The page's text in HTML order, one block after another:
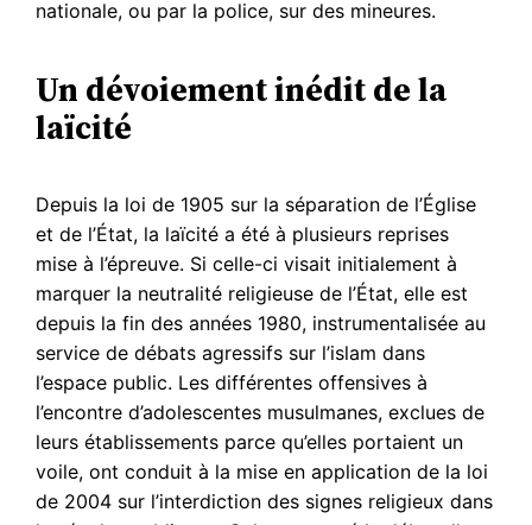
nationale, ou par la police, sur des mineures.
Un dévoiement inédit de la
laïcité
Depuis la loi de 1905 sur la séparation de l’Église
et de l’État, la laïcité a été à plusieurs reprises
mise à l’épreuve. Si celle-ci visait initialement à
marquer la neutralité religieuse de l’État, elle est
depuis la fin des années 1980, instrumentalisée au
service de débats agressifs sur l’islam dans
l’espace public. Les différentes offensives à
l’encontre d’adolescentes musulmanes, exclues de
leurs établissements parce qu’elles portaient un
voile, ont conduit à la mise en application de la loi
de 2004 sur l’interdiction des signes religieux dans